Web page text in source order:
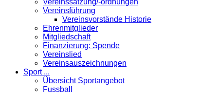
Vereinssatzung/-ordnungen
Vereinsführung
Vereinsvorstände Historie
Ehrenmitglieder
Mitgliedschaft
Finanzierung: Spende
Vereinslied
Vereinsauszeichnungen
Sport ...
Übersicht Sportangebot
Fussball